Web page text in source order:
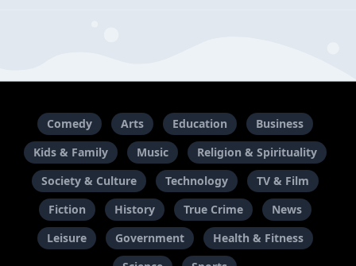
Comedy Arts Education
Business
Kids & Family
Music
Religion & Spirituality
Society & Culture
Technology
TV & Film
Fiction
History True Crime
News
Leisure
Government
Health & Fitness